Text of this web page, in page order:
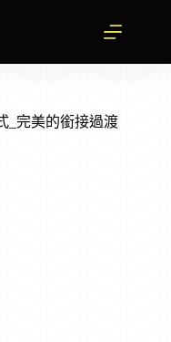
_完美的銜接過渡